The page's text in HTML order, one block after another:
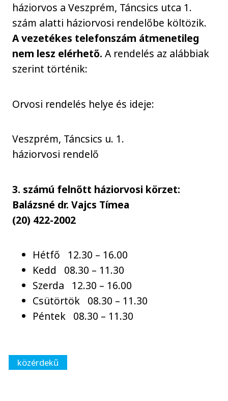
háziorvos a Veszprém, Táncsics utca 1.
szám alatti háziorvosi rendelőbe költözik.
A vezetékes telefonszám átmenetileg
nem lesz elérhető. A rendelés az alábbiak
szerint történik:
Orvosi rendelés helye és ideje:
Veszprém, Táncsics u. 1.
háziorvosi rendelő
3. számú felnőtt háziorvosi körzet:
Balázsné dr. Vajcs Tímea
(20) 422-2002
Hétfő 12.30 – 16.00
Kedd 08.30 – 11.30
Szerda 12.30 – 16.00
Csütörtök 08.30 – 11.30
Péntek 08.30 – 11.30
közérdekű